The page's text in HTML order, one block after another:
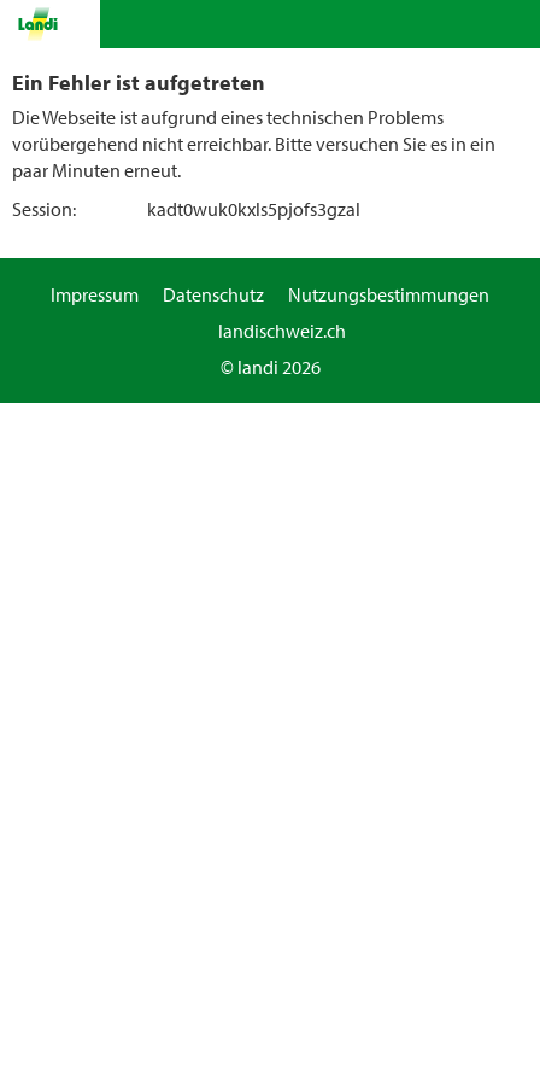
Ein Fehler ist aufgetreten
Die Webseite ist aufgrund eines technischen Problems
vorübergehend nicht erreichbar. Bitte versuchen Sie es in ein
paar Minuten erneut.
Session:
kadt0wuk0kxls5pjofs3gzal
Impressum Datenschutz
Nutzungsbestimmungen
landischweiz.ch
© landi 2026